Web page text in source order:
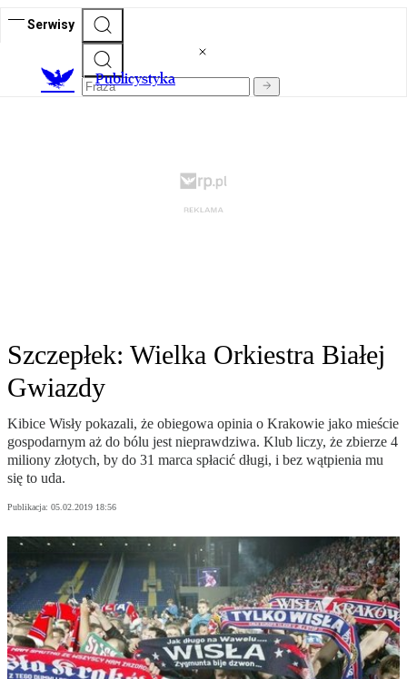
Serwisy
Publicystyka
Szczepłek: Wielka Orkiestra Białej
Gwiazdy
Kibice Wisły pokazali, że obiegowa opinia o Krakowie jako mieście
gospodarnym aż do bólu jest nieprawdziwa. Klub liczy, że zbierze 4
miliony złotych, by do 31 marca spłacić długi, i bez wątpienia mu
się to uda.
Publikacja: 05.02.2019 18:56